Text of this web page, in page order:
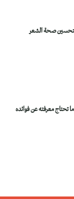
صحة الشعر
تحتاج معرفته عن فوائده